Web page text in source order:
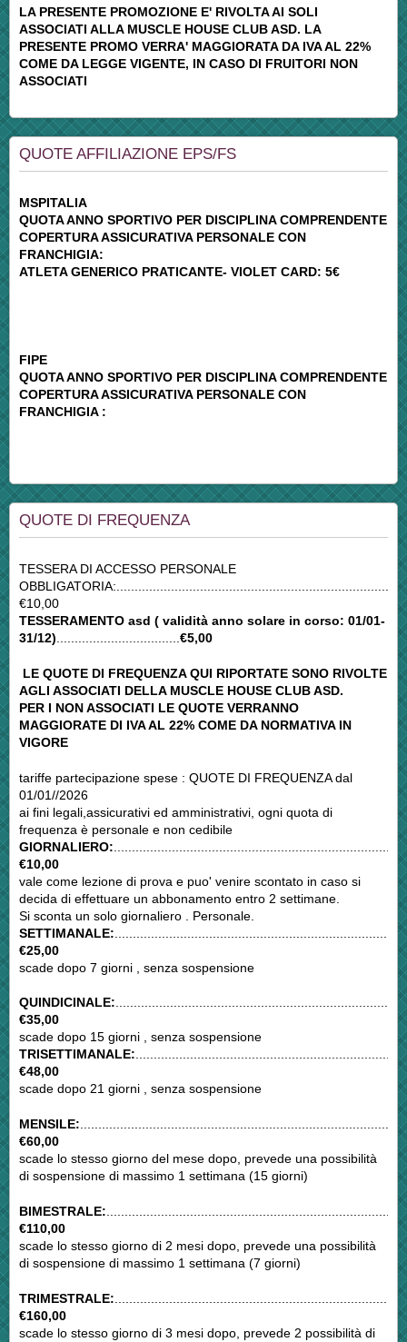
LA PRESENTE PROMOZIONE E' RIVOLTA AI SOLI
ASSOCIATI ALLA MUSCLE HOUSE CLUB ASD. LA
PRESENTE PROMO VERRA' MAGGIORATA DA IVA AL 22%
COME DA LEGGE VIGENTE, IN CASO DI FRUITORI NON
ASSOCIATI
QUOTE AFFILIAZIONE EPS/FS
MSPITALIA
QUOTA ANNO SPORTIVO PER DISCIPLINA COMPRENDENTE
COPERTURA ASSICURATIVA PERSONALE CON
FRANCHIGIA:
ATLETA GENERICO PRATICANTE- VIOLET CARD: 5€
FIPE
QUOTA ANNO SPORTIVO PER DISCIPLINA COMPRENDENTE
COPERTURA ASSICURATIVA PERSONALE CON
FRANCHIGIA :
QUOTE DI FREQUENZA
TESSERA DI ACCESSO PERSONALE
OBBLIGATORIA:...............................................................................
€10,00
TESSERAMENTO asd ( validità anno solare in corso: 01/01-
31/12)..................................€5,00
LE QUOTE DI FREQUENZA QUI RIPORTATE SONO RIVOLTE
AGLI ASSOCIATI DELLA MUSCLE HOUSE CLUB ASD.
PER I NON ASSOCIATI LE QUOTE VERRANNO
MAGGIORATE DI IVA AL 22% COME DA NORMATIVA IN
VIGORE
tariffe partecipazione spese : QUOTE DI FREQUENZA dal
01/01//2026
ai fini legali,assicurativi ed amministrativi, ogni quota di
frequenza è personale e non cedibile
GIORNALIERO:
€10,00
vale come lezione di prova e puo' venire scontato in caso si
decida di effettuare un abbonamento entro 2 settimane.
Si sconta un solo giornaliero . Personale.
SETTIMANALE:
€25,00
scade dopo 7 giorni , senza sospensione
QUINDICINALE:
€35,00
scade dopo 15 giorni , senza sospensione
TRISETTIMANALE:
€48,00
scade dopo 21 giorni , senza sospensione
MENSILE:
€60,00
scade lo stesso giorno del mese dopo, prevede una possibilità
di sospensione di massimo 1 settimana (15 giorni)
BIMESTRALE:
€110,00
scade lo stesso giorno di 2 mesi dopo, prevede una possibilità
di sospensione di massimo 1 settimana (7 giorni)
TRIMESTRALE:
€160,00
scade lo stesso giorno di 3 mesi dopo, prevede 2 possibilità di